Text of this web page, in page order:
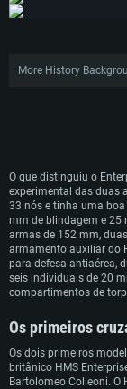
Sistema Operativo:
Memória: 4GB
Recomendado
Sistema Operativo:
Processador: Intel
Memória: 16 GB ou
Placa Gráfica: Placa
superior, Radeon RX
Network: Internet de
Disco: 75,9 GB
Sistema Operativo:
Memória: 6 GB
Recomendado
Sistema Operativo:
Processador: Core i7
Memória: 8 GB
Placa Gráfica: Radeon
Disco: 60,2 GB
Sistema Operativo:
Memória: 4 GB
Vulkan (não mais de 6
Recomendado
Sistema Operativo:
Processador: Intel Core
Memória: 16 GB
Placa Gráfica: NVIDIA
(não mais de 6 meses)
Network: Internet de
Disco: 60,2 GB
More History
Mundial. Este
em Shangai durante
Príncipe Edward em
transportou um incrível
Operação da Noruega,
escoltou navios
Kébir, caçou alemães
Pérsito e resgatou
afundados por aviões
batalhas contra
atacou defesas
providenciou suporte
franceses, italianos,
O que distinguiu o
experimental das duas
33 nós e tinha uma
mm de blindagem e 25
armas de 152 mm,
armamento auxiliar do
para defesa antiaérea,
seis individuais de 20
compartimentos de
Os primeiros
Os dois primeiros
britânico HMS
Bartolomeo Colleoni. O